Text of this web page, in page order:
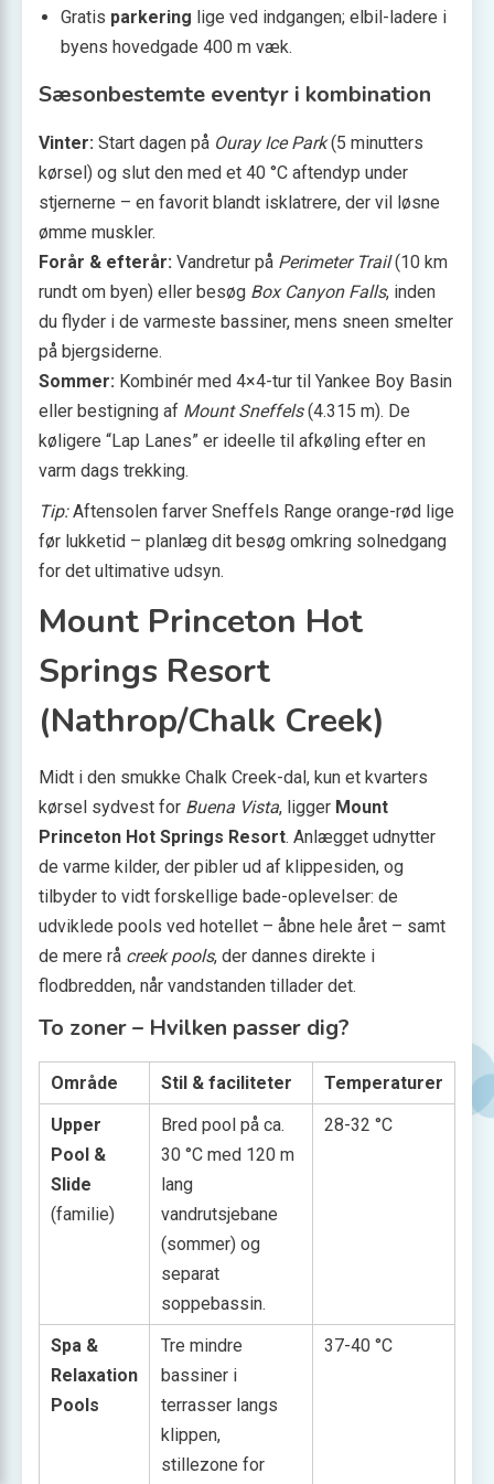
Gratis parkering lige ved indgangen; elbil-ladere i
byens hovedgade 400 m væk.
Sæsonbestemte eventyr i kombination
Vinter: Start dagen på Ouray Ice Park(5 minutters
kørsel) og slut den med et 40 °C aftendyp under
stjernerne – en favorit blandt isklatrere, der vil løsne
ømme muskler.
Forår & efterår: Vandretur på Perimeter Trail(10 km
rundt om byen) eller besøg Box Canyon Falls, inden
du flyder i de varmeste bassiner, mens sneen smelter
på bjergsiderne.
Sommer: Kombinér med 4×4-tur til Yankee Boy Basin
eller bestigning af Mount Sneffels(4.315 m). De
køligere “Lap Lanes” er ideelle til afkøling efter en
varm dags trekking.
Tip:Aftensolen farver Sneffels Range orange-rød lige
før lukketid – planlæg dit besøg omkring solnedgang
for det ultimative udsyn.
Mount Princeton Hot
Springs Resort
(Nathrop/Chalk Creek)
Midt i den smukke Chalk Creek-dal, kun et kvarters
kørsel sydvest for Buena Vista, ligger Mount
Princeton Hot Springs Resort. Anlægget udnytter
de varme kilder, der pibler ud af klippesiden, og
tilbyder to vidt forskellige bade-oplevelser: de
udviklede pools ved hotellet – åbne hele året – samt
de mere rå creek pools, der dannes direkte i
flodbredden, når vandstanden tillader det.
To zoner – Hvilken passer dig?
Område Stil & faciliteter
Temperaturer
Upper
Pool &
Slide
(familie)
Bred pool på ca.
30 °C med 120 m
lang
vandrutsjebane
(sommer) og
separat
soppebassin.
28-32 °C
Spa &
Relaxation
Pools
Tre mindre
bassiner i
terrasser langs
klippen,
stillezone for
37-40 °C